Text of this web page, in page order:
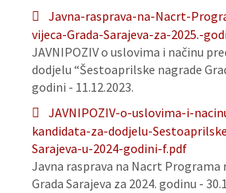
Javna-rasprava-na-Nacrt-
vijeca-Grada-Sarajeva-za-2025.-
JAVNIPOZIV o uslovima i načinu
dodjelu “Šestoaprilske nagrade
godini - 11.12.2023.
JAVNIPOZIV-o-uslovima-i-
kandidata-za-dodjelu-
Sarajeva-u-2024-godini-f.pdf
Javna rasprava na Nacrt Programa
Grada Sarajeva za 2024. godinu -